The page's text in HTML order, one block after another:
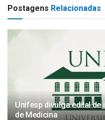
Postagens Relacionadas
Unifesp divulga edital de
de Medicina